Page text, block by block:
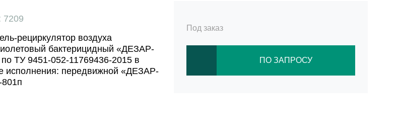
7209
рециркулятор воздуха
бактерицидный «ДЕЗАР-
ТУ 9451-052-11769436-2015 в
исполнения: передвижной «ДЕЗАР-
Под заказ
ПО ЗАПРОСУ